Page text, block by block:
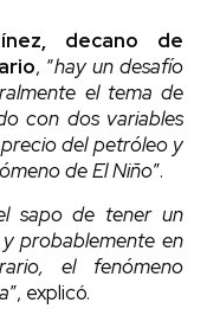
decano de
, “hay un desafío
el tema de
con dos variables
del petróleo y
de El Niño”.
sapo de tener un
probablemente en
el fenómeno
”, explicó.